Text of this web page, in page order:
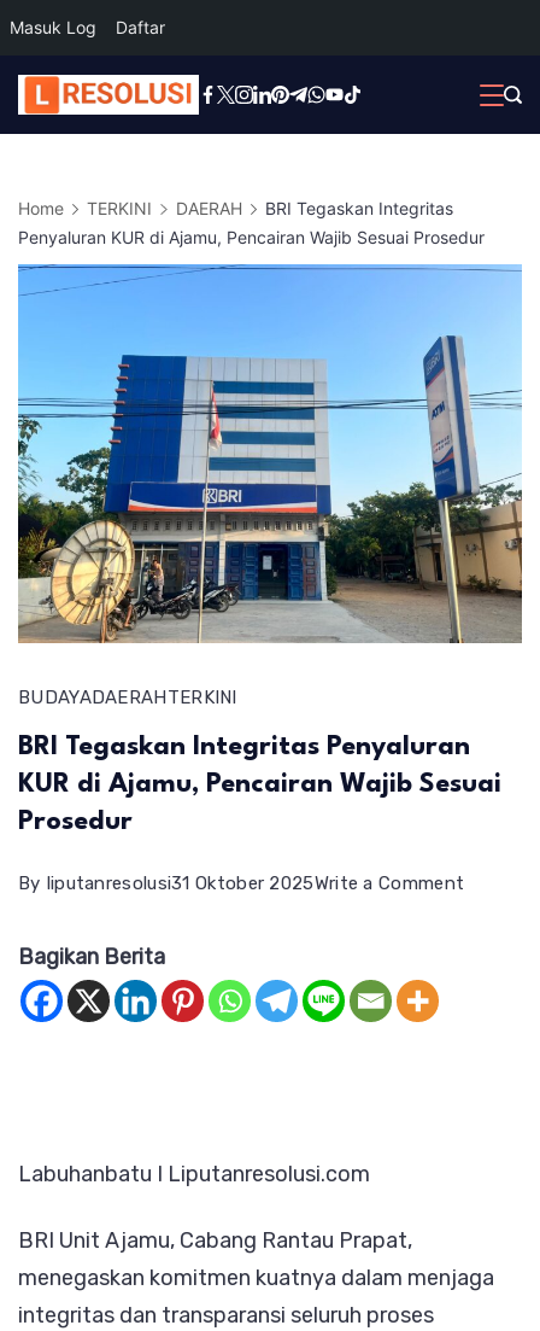
Masuk Log Daftar
Skip
to
Home TERKINI DAERAH
BRI Tegaskan Integritas
Penyaluran KUR di Ajamu, Pencairan Wajib Sesuai Prosedur
BUDAYADAERAHTERKINI
BRI Tegaskan Integritas Penyaluran
KUR di Ajamu, Pencairan Wajib Sesuai
Prosedur
By liputanresolusi31 Oktober 2025Write a Comment
Prosedur
Bagikan Berita
Labuhanbatu I Liputanresolusi.com
BRI Unit Ajamu, Cabang Rantau Prapat,
menegaskan komitmen kuatnya dalam menjaga
integritas dan transparansi seluruh proses